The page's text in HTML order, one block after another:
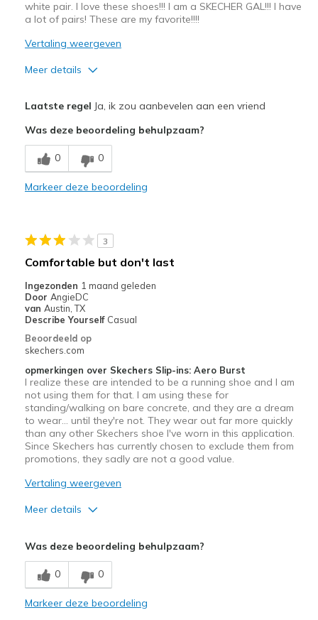
white pair. I love these shoes!!! I am a SKECHER GAL!!! I have
a lot of pairs! These are my favorite!!!!
Vertaling weergeven
Meer details
Breathe Well
Comfortable
Beste toepassingen
Going Out
Travel
on your feet a lot
Width
Feels true to width
Sizing
Feels true to size
View On Shoes
I'm Really Into Shoes
Laatste regel Ja, ik zou aanbevelen aan een vriend
Was deze beoordeling behulpzaam?
0 0
Markeer deze beoordeling
3
Comfortable but don't last
Ingezonden 1 maand geleden
Door AngieDC
van Austin, TX
Describe Yourself Casual
Beoordeeld op
skechers.com
opmerkingen over Skechers Slip-ins: Aero Burst
I realize these are intended to be a running shoe and I am
not using them for that. I am using these for
standing/walking on bare concrete, and they are a dream
to wear… until they're not. They wear out far more quickly
than any other Skechers shoe I've worn in this application.
Since Skechers has currently chosen to exclude them from
promotions, they sadly are not a good value.
Vertaling weergeven
Meer details
Minpunten
Wear Out Quickly
Was deze beoordeling behulpzaam?
0 0
Markeer deze beoordeling